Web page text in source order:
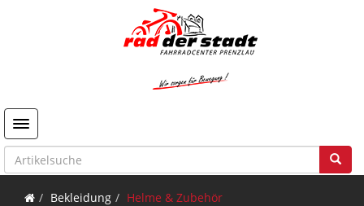
Toggle navigation
Bekleidung Helme & Zubehör